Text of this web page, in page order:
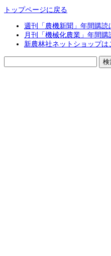
トップページに戻る
週刊「農機新聞」年間購読
月刊「機械化農業」年間購
新農林社ネットショップは
索: